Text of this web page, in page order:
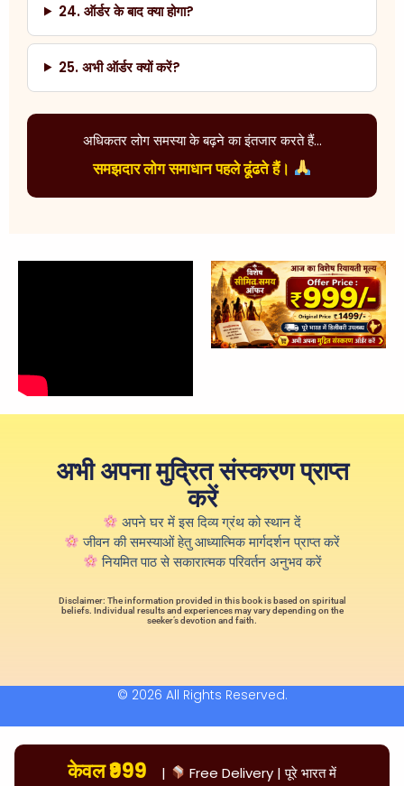
24. ऑर्डर के बाद क्या होगा?
25. अभी ऑर्डर क्यों करें?
अधिकतर लोग समस्या के बढ़ने का इंतजार करते हैं...
समझदार लोग समाधान पहले ढूंढते हैं।
अभी अपना मुद्रित संस्करण प्राप्त
करें
अपने घर में इस दिव्य ग्रंथ को स्थान दें
जीवन की समस्याओं हेतु आध्यात्मिक मार्गदर्शन प्राप्त करें
नियमित पाठ से सकारात्मक परिवर्तन अनुभव करें
Disclaimer: The information provided in this book is based on spiritual
beliefs. Individual results and experiences may vary depending on the
seeker’s devotion and faith.
© 2026 All Rights Reserved.
केवल ₹999 | Free Delivery | पूरे भारत में